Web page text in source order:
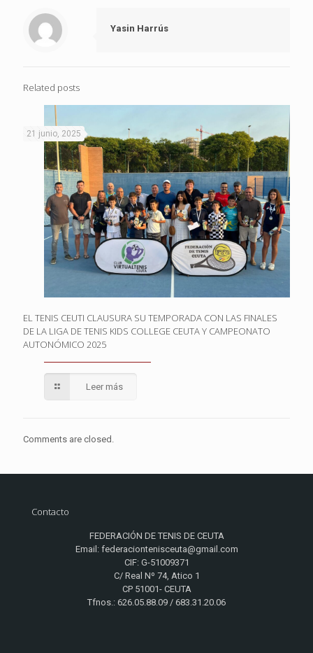
Yasin Harrús
Related posts
21 junio, 2025
EL TENIS CEUTI CLAUSURA SU TEMPORADA CON LAS FINALES
DE LA LIGA DE TENIS KIDS COLLEGE CEUTA Y CAMPEONATO
AUTONÓMICO 2025
Leer más
Comments are closed.
Contacto
FEDERACIÓN DE TENIS DE CEUTA
Email: federaciontenisceuta@gmail.com
CIF: G-51009371
C/ Real Nº 74, Atico 1
CP 51001- CEUTA
Tfnos.: 626.05.88.09 / 683.31.20.06